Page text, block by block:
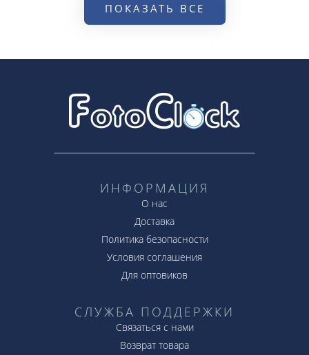
ПОКАЗАТЬ ВСЕ
ИНФОРМАЦИЯ
О нас
Доставка
Политика безопасности
Условия соглашения
Для оптовиков
СЛУЖБА ПОДДЕРЖКИ
Связаться с нами
Возврат товара